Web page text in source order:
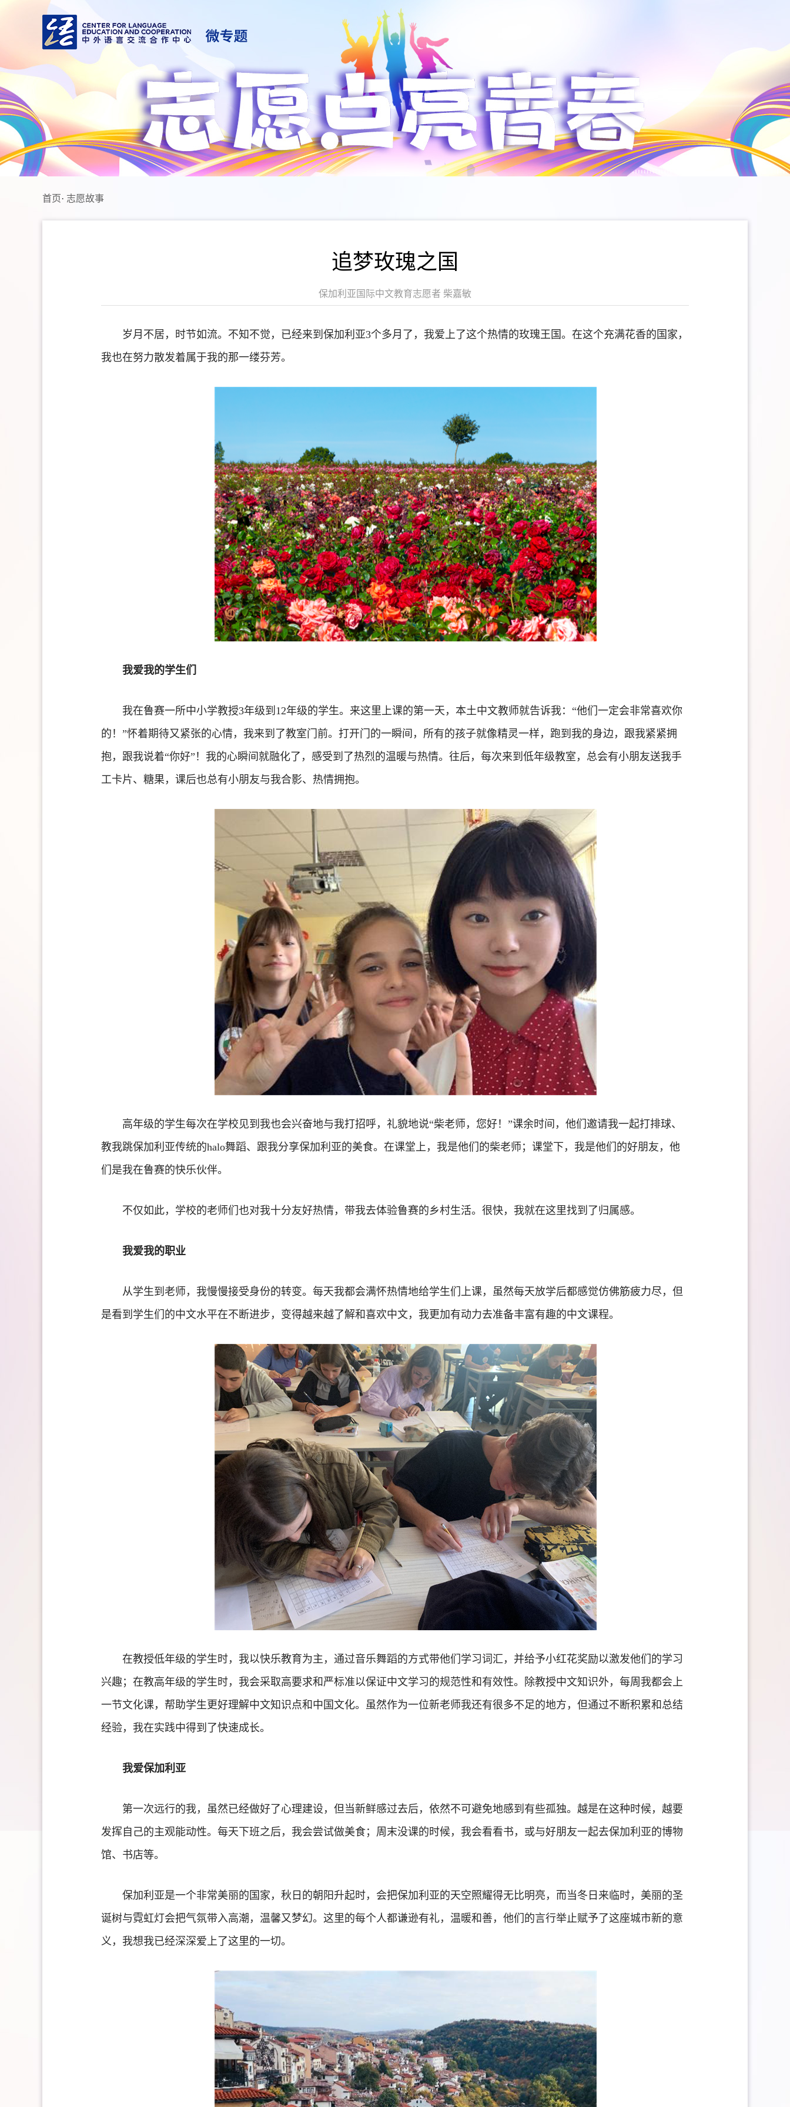
首页· 志愿故事
追梦玫瑰之国
保加利亚国际中文教育志愿者 柴嘉敏
岁月不居，时节如流。不知不觉，已经来到保加利亚3个多月了，我爱上了这个热情的玫瑰王国。在这个充满花香的国家，
我也在努力散发着属于我的那一缕芬芳。
我爱我的学生们
我在鲁赛一所中小学教授3年级到12年级的学生。来这里上课的第一天，本土中文教师就告诉我：“他们一定会非常喜欢你
的！”怀着期待又紧张的心情，我来到了教室门前。打开门的一瞬间，所有的孩子就像精灵一样，跑到我的身边，跟我紧紧拥
抱，跟我说着“你好”！我的心瞬间就融化了，感受到了热烈的温暖与热情。往后，每次来到低年级教室，总会有小朋友送我手
工卡片、糖果，课后也总有小朋友与我合影、热情拥抱。
高年级的学生每次在学校见到我也会兴奋地与我打招呼，礼貌地说“柴老师，您好！”课余时间，他们邀请我一起打排球、
教我跳保加利亚传统的halo舞蹈、跟我分享保加利亚的美食。在课堂上，我是他们的柴老师；课堂下，我是他们的好朋友，他
们是我在鲁赛的快乐伙伴。
不仅如此，学校的老师们也对我十分友好热情，带我去体验鲁赛的乡村生活。很快，我就在这里找到了归属感。
我爱我的职业
从学生到老师，我慢慢接受身份的转变。每天我都会满怀热情地给学生们上课，虽然每天放学后都感觉仿佛筋疲力尽，但
是看到学生们的中文水平在不断进步，变得越来越了解和喜欢中文，我更加有动力去准备丰富有趣的中文课程。
在教授低年级的学生时，我以快乐教育为主，通过音乐舞蹈的方式带他们学习词汇，并给予小红花奖励以激发他们的学习
兴趣；在教高年级的学生时，我会采取高要求和严标准以保证中文学习的规范性和有效性。除教授中文知识外，每周我都会上
一节文化课，帮助学生更好理解中文知识点和中国文化。虽然作为一位新老师我还有很多不足的地方，但通过不断积累和总结
经验，我在实践中得到了快速成长。
我爱保加利亚
第一次远行的我，虽然已经做好了心理建设，但当新鲜感过去后，依然不可避免地感到有些孤独。越是在这种时候，越要
发挥自己的主观能动性。每天下班之后，我会尝试做美食；周末没课的时候，我会看看书，或与好朋友一起去保加利亚的博物
馆、书店等。
保加利亚是一个非常美丽的国家，秋日的朝阳升起时，会把保加利亚的天空照耀得无比明亮，而当冬日来临时，美丽的圣
诞树与霓虹灯会把气氛带入高潮，温馨又梦幻。这里的每个人都谦逊有礼，温暖和善，他们的言行举止赋予了这座城市新的意
义，我想我已经深深爱上了这里的一切。